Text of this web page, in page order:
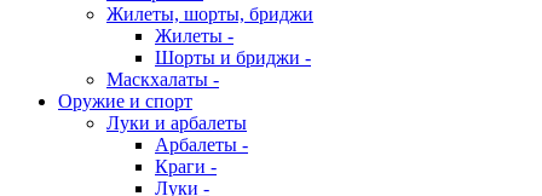
Жилеты, шорты, бриджи
Жилеты -
Шорты и бриджи -
Маскхалаты -
Оружие и спорт
Луки и арбалеты
Арбалеты -
Краги -
Луки -